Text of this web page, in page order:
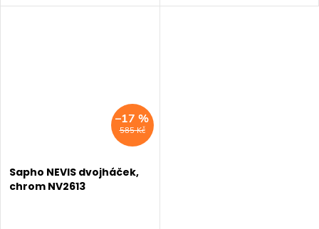
Upevňovací sadu pro lepení
Upevňovací sadu pro lepení
585 Kč
–17 %
Sapho NEVIS dvojháček,
chrom NV2613